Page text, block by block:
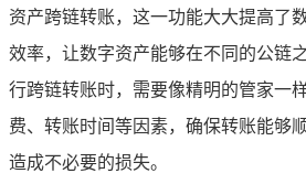
资产跨链转账，这一功能大大提高了
效率，让数字资产能够在不同的公链
行跨链转账时，需要像精明的管家一
费、转账时间等因素，确保转账能够
造成不必要的损失。